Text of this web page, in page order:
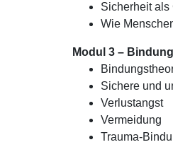
Sicherheit als
Wie
Modul 3 –
Sichere und
Verlustangst
Vermeidung
Trauma-